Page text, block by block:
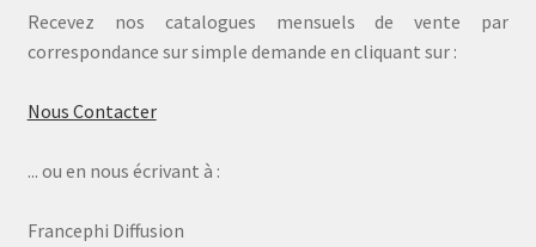
Recevez nos catalogues mensuels de vente par
correspondance sur simple demande en cliquant sur :
Nous Contacter
... ou en nous écrivant à :
Francephi Diffusion